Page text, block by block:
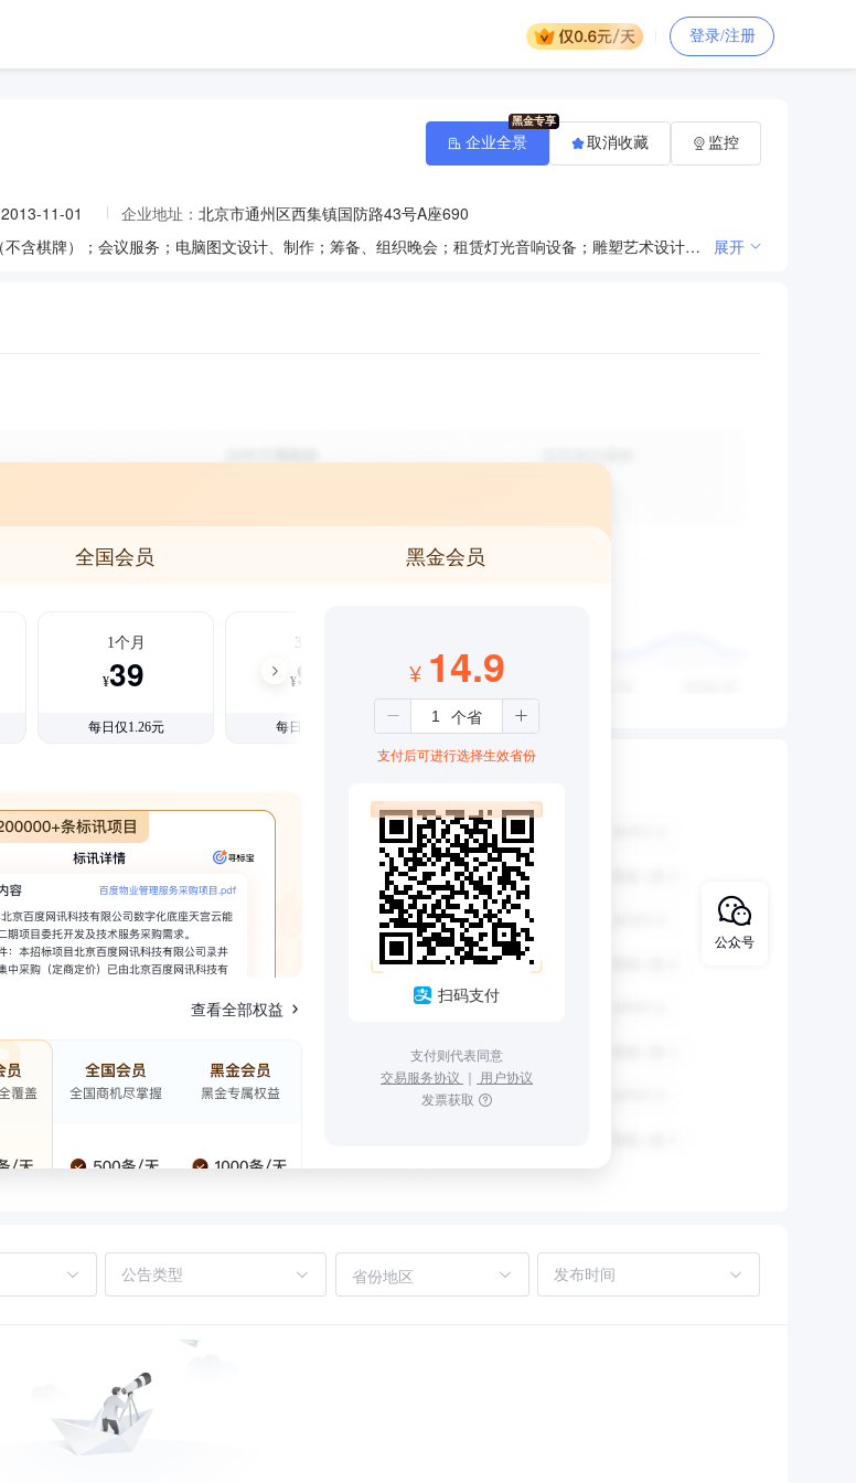
登录/注册
2013-11-01 企业地址： 北京市通州区西集镇国防路43号A座690
专业承包；承办展览展示；组织文化艺术交流活动（不含棋牌）；会议服务；电脑图文设计、制作；筹备、组织晚会；租赁灯光音响设备；雕塑艺术设计；企业策划。（领取本执照后，应到区县住建委（房管局）取得行政许可。；企业依法自主选择经营项目，开展经营活动；依法须经批准的项目，经相关部门批准后依批准的内容开展经营活动；不得从事本市产业政策禁止和限制类项目的经营活动。） 展开
企业全景 取消收藏 监控
全国会员 黑金会员
1个月
¥39
每日仅1.26元
3个月
¥99
每日仅1.08元
查看全部权益
¥ 14.9
支付后可进行选择生效省份
扫码支付
支付则代表同意
交易服务协议 ｜ 用户协议
发票获取
省份地区
公众号